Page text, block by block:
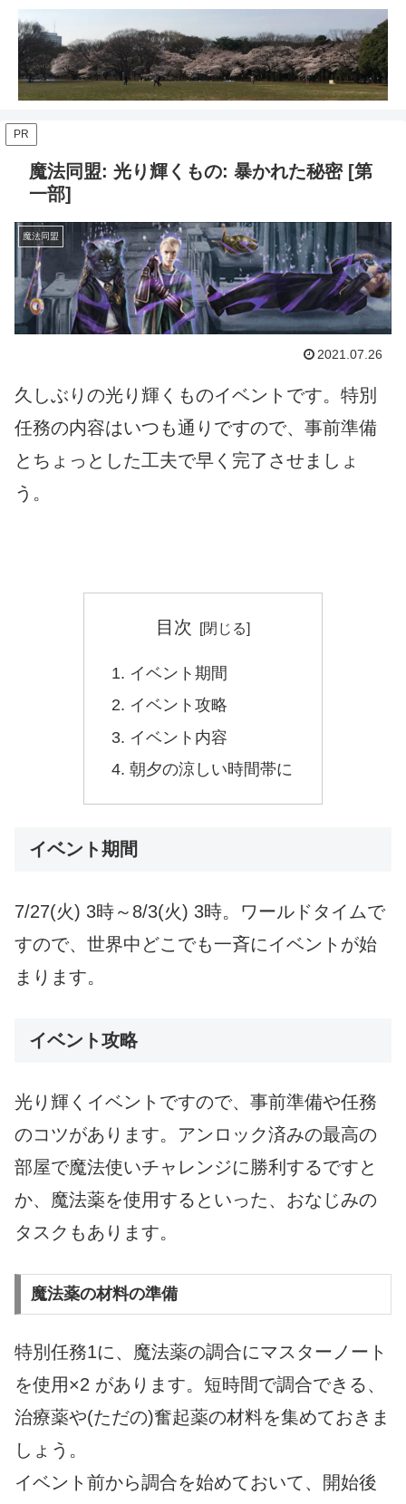
PR
魔法同盟: 光り輝くもの: 暴かれた秘密 [第
一部]
魔法同盟
2021.07.26
久しぶりの光り輝くものイベントです。特別
任務の内容はいつも通りですので、事前準備
とちょっとした工夫で早く完了させましょ
う。
目次
イベント期間
イベント攻略
イベント内容
朝夕の涼しい時間帯に
イベント期間
7/27(火) 3時～8/3(火) 3時。ワールドタイムで
すので、世界中どこでも一斉にイベントが始
まります。
イベント攻略
光り輝くイベントですので、事前準備や任務
のコツがあります。アンロック済みの最高の
部屋で魔法使いチャレンジに勝利するですと
か、魔法薬を使用するといった、おなじみの
タスクもあります。
魔法薬の材料の準備
特別任務1に、魔法薬の調合にマスターノート
を使用×2 があります。短時間で調合できる、
治療薬や(ただの)奮起薬の材料を集めておきま
しょう。
イベント前から調合を始めておいて、開始後